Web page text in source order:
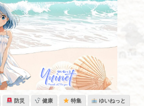
防災 健康 特集 ゆいねっと